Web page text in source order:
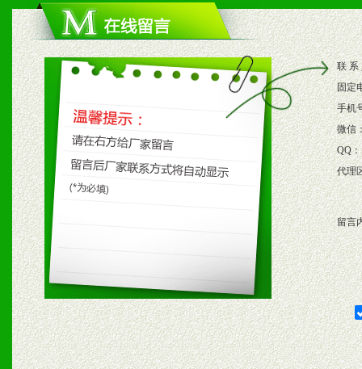
2、根据具体情况公司给予
3、根据市场需要，派驻区
保产品顺利销售。
4、根据市场情况公司给予
购支持。
五、退换货制度
1、给予前期市场操作一定
2、对于临期，滞销品给予
六、服务优势
联 系
固定
手机
微信
QQ：
代理
留言